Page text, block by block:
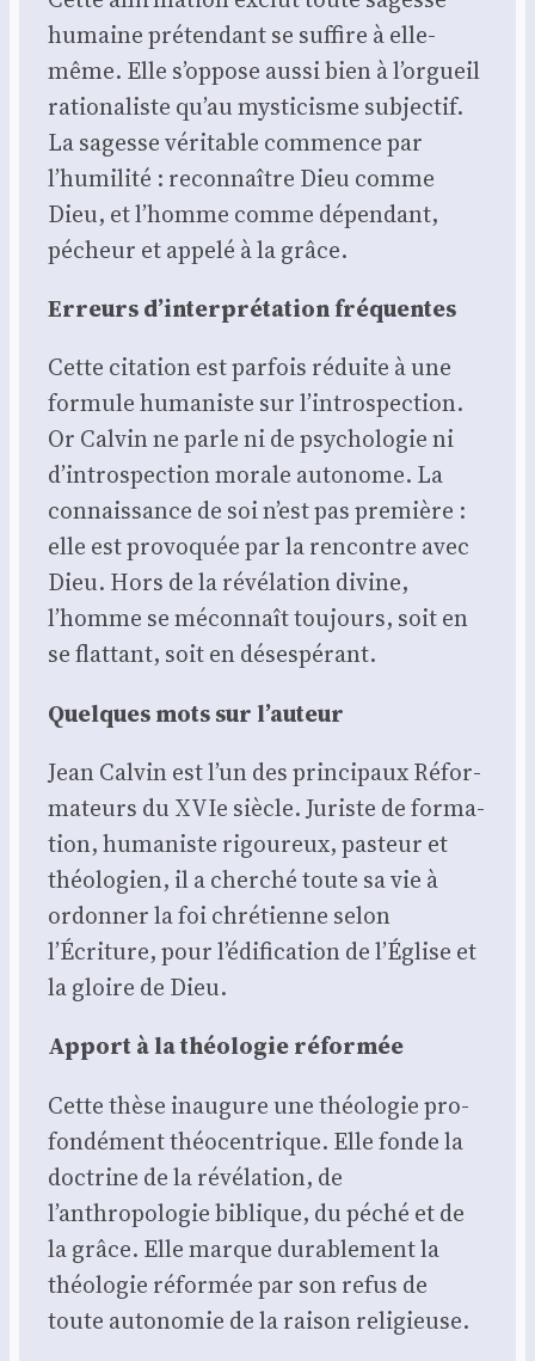
humaine pré­ten­dant se suf­fire à elle-
même. Elle s’oppose aus­si bien à l’orgueil
ratio­na­liste qu’au mys­ti­cisme sub­jec­tif.
La sagesse véri­table com­mence par
l’humilité : recon­naître Dieu comme
Dieu, et l’homme comme dépen­dant,
pécheur et appe­lé à la grâce.
Erreurs d’interprétation fré­quentes
Cette cita­tion est par­fois réduite à une
for­mule huma­niste sur l’introspection.
Or Cal­vin ne parle ni de psy­cho­lo­gie ni
d’introspection morale auto­nome. La
connais­sance de soi n’est pas pre­mière :
elle est pro­vo­quée par la ren­contre avec
Dieu. Hors de la révé­la­tion divine,
l’homme se mécon­naît tou­jours, soit en
se flat­tant, soit en déses­pé­rant.
Quelques mots sur l’auteur
Jean Cal­vin est l’un des prin­ci­paux Réfor­
ma­teurs du XVIe siècle. Juriste de for­ma­
tion, huma­niste rigou­reux, pas­teur et
théo­lo­gien, il a cher­ché toute sa vie à
ordon­ner la foi chré­tienne selon
l’Écriture, pour l’édification de l’Église et
la gloire de Dieu.
Apport à la théo­lo­gie réfor­mée
Cette thèse inau­gure une théo­lo­gie pro­
fon­dé­ment théo­cen­trique. Elle fonde la
doc­trine de la révé­la­tion, de
l’anthropologie biblique, du péché et de
la grâce. Elle marque dura­ble­ment la
théo­lo­gie réfor­mée par son refus de
toute auto­no­mie de la rai­son reli­gieuse.